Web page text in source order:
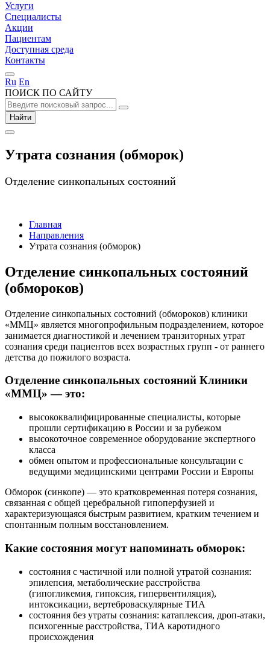
Услуги
Специалисты
Акции
Пациентам
Доступная среда
Контакты
Ru En
ПОИСК ПО САЙТУ
Найти
Утрата сознания (обморок)
Отделение синкопальных состояний
Главная
Направления
Утрата сознания (обморок)
Отделение синкопальных состояний
(обмороков)
Отделение синкопальных состояний (обмороков) клиники
«ММЦ» является многопрофильным подразделением, которое
занимается диагностикой и лечением транзиторных утрат
сознания среди пациентов всех возрастных групп - от раннего
детства до пожилого возраста.
Отделение синкопальных состояний Клиники
«ММЦ» — это:
высококвалифицированные специалисты, которые
прошли сертификацию в России и за рубежом
высокоточное современное оборудование экспертного
класса
обмен опытом и профессиональные консультации с
ведущими медицинскими центрами России и Европы
Обморок (синкопе) — это кратковременная потеря сознания,
связанная с общей церебральной гипоперфузией и
характеризующаяся быстрым развитием, кратким течением и
спонтанным полным восстановлением.
Какие состояния могут напоминать обморок:
состояния с частичной или полной утратой сознания:
эпилепсия, метаболические расстройства
(гипогликемия, гипоксия, гипервентиляция),
интоксикации, вертеброваскулярные ТИА
состояния без утраты сознания: катаплексия, дроп-атаки,
психогенные расстройства, ТИА каротидного
происхождения